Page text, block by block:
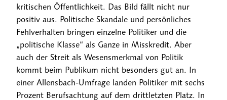
kritischen Öffentlichkeit. Das Bild fällt nicht nur
positiv aus. Politische Skandale und persönliches
Fehlverhalten bringen einzelne Politiker und die
„politische Klasse“ als Ganze in Misskredit. Aber
auch der Streit als Wesensmerkmal von Politik
kommt beim Publikum nicht besonders gut an. In
einer Allensbach-Umfrage landen Politiker mit sechs
Prozent Berufsachtung auf dem drittletzten Platz. In